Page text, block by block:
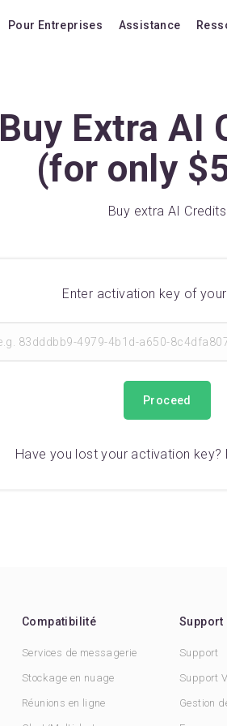
Pour Entreprises Assistance
Buy Extra AI
(for only
Buy extra AI Credits
Enter activation key of
Proceed
Have you lost your activation key?
Compatibilité
Services de messagerie
Stockage en nuage
Réunions en ligne
Support
Support
Support
Gestion